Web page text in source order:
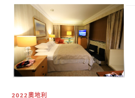
2022奧地利